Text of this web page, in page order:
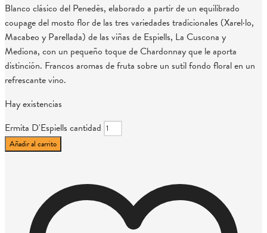
Blanco clásico del Penedès, elaborado a partir de un equilibrado
coupage del mosto flor de las tres variedades tradicionales (Xarel·lo,
Macabeo y Parellada) de las viñas de Espiells, La Cuscona y
Mediona, con un pequeño toque de Chardonnay que le aporta
distinción. Francos aromas de fruta sobre un sutil fondo floral en un
refrescante vino.
Hay existencias
Ermita D'Espiells cantidad
Añadir al carrito